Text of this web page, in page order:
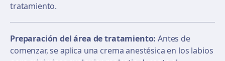
tratamiento.
Preparación del área de tratamiento: Antes de
comenzar, se aplica una crema anestésica en los labios